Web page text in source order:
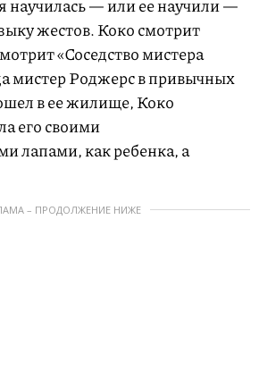
научилась — или ее научили —
жестов. Коко смотрит
«Соседство мистера
мистер Роджерс в привычных
в ее жилище, Коко
его своими
лапами, как ребенка, а
– ПРОДОЛЖЕНИЕ НИЖЕ